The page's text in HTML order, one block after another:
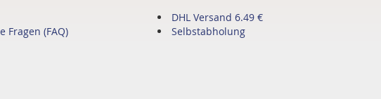
Fragen (FAQ)
DHL Versand 6.49 €
Selbstabholung